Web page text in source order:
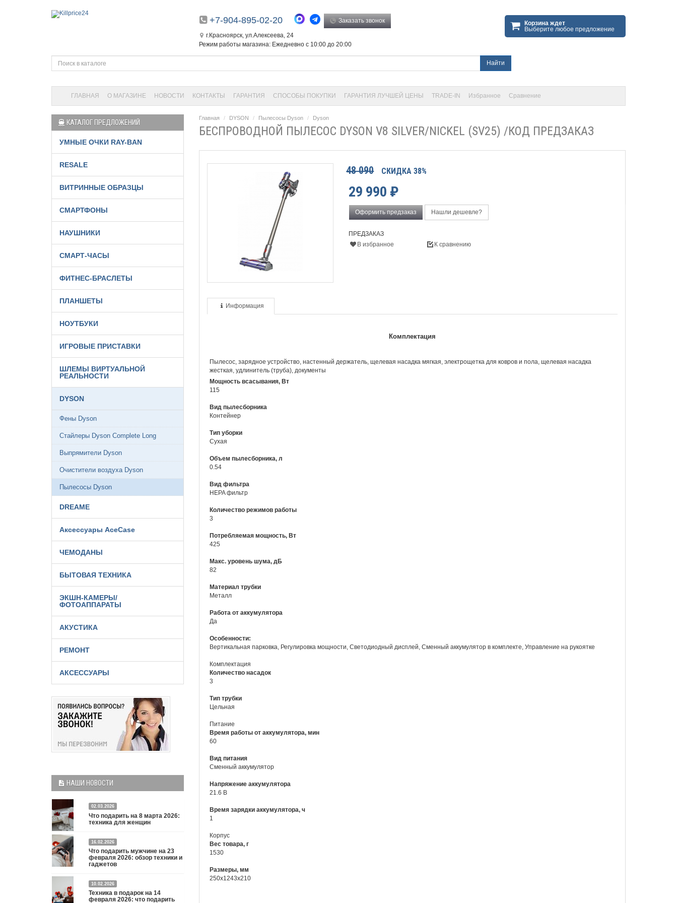
+7-904-895-02-20 Заказать звонок
г.Красноярск, ул.Алексеева, 24
Режим работы магазина: Ежедневно с 10:00 до 20:00
Корзина ждет
Выберите любое предложение
Найти
ГЛАВНАЯ О МАГАЗИНЕ НОВОСТИ КОНТАКТЫ ГАРАНТИЯ СПОСОБЫ ПОКУПКИ ГАРАНТИЯ ЛУЧШЕЙ ЦЕНЫ TRADE-IN Избранное Сравнение
Главная DYSON Пылесосы Dyson Dyson
БЕСПРОВОДНОЙ ПЫЛЕСОС DYSON V8 SILVER/NICKEL (SV25) /КОД ПРЕДЗАКАЗ
48 090 СКИДКА 38%
29 990 ₽
Оформить предзаказ Нашли дешевле?
ПРЕДЗАКАЗ
В избранное
К сравнению
Информация
Комплектация
Пылесос, зарядное устройство, настенный держатель, щелевая насадка мягкая, электрощетка для ковров и пола, щелевая насадка
жесткая, удлинитель (труба), документы
Мощность всасывания, Вт
115
Вид пылесборника
Контейнер
Тип уборки
Сухая
Объем пылесборника, л
0.54
Вид фильтра
HEPA фильтр
Количество режимов работы
3
Потребляемая мощность, Вт
425
Макс. уровень шума, дБ
82
Материал трубки
Металл
Работа от аккумулятора
Да
Особенности:
Вертикальная парковка, Регулировка мощности, Светодиодный дисплей, Сменный аккумулятор в комплекте, Управление на рукоятке
Комплектация
Количество насадок
3
Тип трубки
Цельная
Питание
Время работы от аккумулятора, мин
60
Вид питания
Сменный аккумулятор
Напряжение аккумулятора
21.6 В
Время зарядки аккумулятора, ч
1
Корпус
Вес товара, г
1530
Размеры, мм
250x1243x210
КАТАЛОГ ПРЕДЛОЖЕНИЙ
УМНЫЕ ОЧКИ RAY-BAN
RESALE
ВИТРИННЫЕ ОБРАЗЦЫ
СМАРТФОНЫ
НАУШНИКИ
СМАРТ-ЧАСЫ
ФИТНЕС-БРАСЛЕТЫ
ПЛАНШЕТЫ
НОУТБУКИ
ИГРОВЫЕ ПРИСТАВКИ
ШЛЕМЫ ВИРТУАЛЬНОЙ
РЕАЛЬНОСТИ
DYSON
Фены Dyson
Стайлеры Dyson Complete Long
Выпрямители Dyson
Очистители воздуха Dyson
Пылесосы Dyson
DREAME
Аксессуары AceCase
ЧЕМОДАНЫ
БЫТОВАЯ ТЕХНИКА
ЭКШН-КАМЕРЫ/
ФОТОАППАРАТЫ
АКУСТИКА
РЕМОНТ
АКСЕССУАРЫ
НАШИ НОВОСТИ
02.03.2026
Что подарить на 8 марта 2026:
техника для женщин
Что подарить на 8 марта 2026: техника для
женщин
Подробнее
16.02.2026
Что подарить мужчине на 23
февраля 2026: обзор техники и
гаджетов
Двадцать третье февраля — праздник, на который
мужчины делают вид, что им все равно. А потом
три дня рассказывают коллегам, какую колонку /
10.02.2026
Техника в подарок на 14
февраля 2026: что подарить